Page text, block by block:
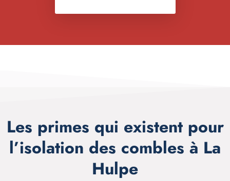
Les primes qui existent pour
l’isolation des combles à La
Hulpe